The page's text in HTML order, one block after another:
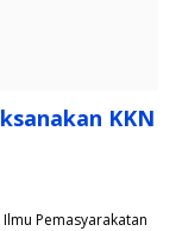
KKN
Pemasyarakatan